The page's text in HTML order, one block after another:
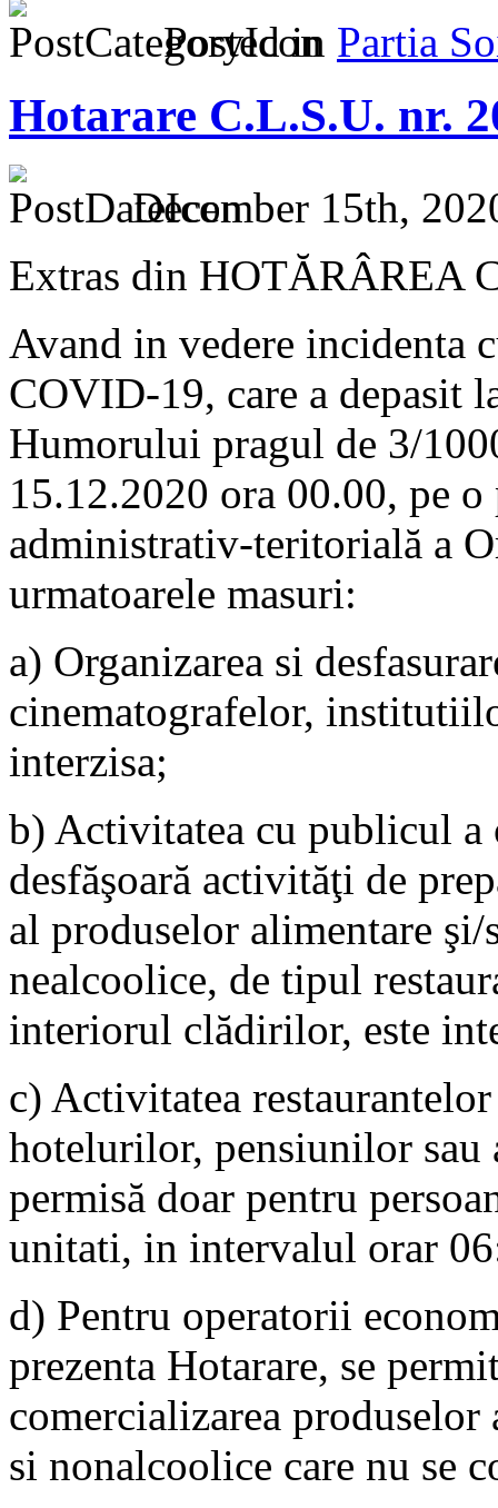
Posted in Partia
Hotarare C.L.S.U. nr.
December 15th,
Extras din HOTĂRÂREA
Avand in vedere incidenta
COVID-19, care a depasit
Humorului pragul de 3/
15.12.2020 ora 00.00, pe
administrativ-teritorială a
urmatoarele masuri:
a) Organizarea si
cinematografelor,
interzisa;
b) Activitatea cu publicul a
desfăşoară activităţi de
al produselor alimentare
nealcoolice, de tipul
interiorul clădirilor, este
c) Activitatea
hotelurilor, pensiunilor sau
permisă doar pentru
unitati, in intervalul orar
d) Pentru operatorii
prezenta Hotarare, se
comercializarea
si nonalcoolice care nu se